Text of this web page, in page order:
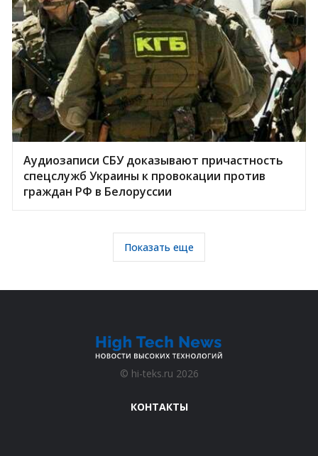
Аудиозаписи СБУ доказывают причастность
спецслужб Украины к провокации против
граждан РФ в Белоруссии
Показать еще
© hi-teks.ru 2026
КОНТАКТЫ